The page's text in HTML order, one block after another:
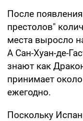
После
престолов"
места выросло
А Сан-Хуан-де-
знают как
принимает
ежегодно.
Поскольку